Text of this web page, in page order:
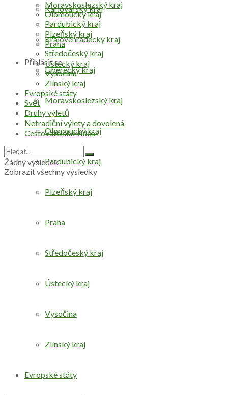
Přihlásit se
Karlovarský kraj
Královéhradecký kraj
Liberecký kraj
Moravskoslezský kraj
Olomoucký kraj
Pardubický kraj
Plzeňský kraj
Praha
Středočeský kraj
Ústecký kraj
Vysočina
Zlínský kraj
Evropské státy
Moravskoslezský kraj
Olomoucký kraj
Pardubický kraj
Plzeňský kraj
Praha
Středočeský kraj
Ústecký kraj
Vysočina
Zlínský kraj
Evropské státy
Svět
Druhy výletů
Netradiční výlety a dovolená
Cestovatelská videa
Žádný výsledek
Zobrazit všechny výsledky